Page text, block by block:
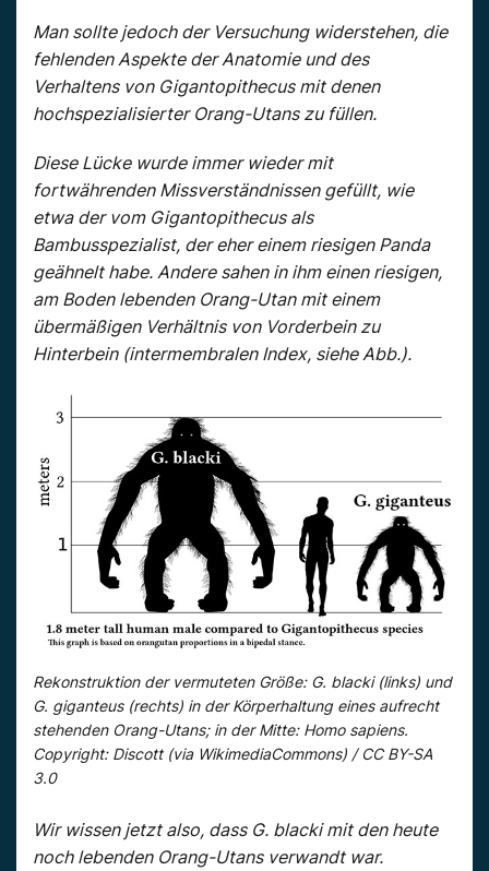
Man sollte jedoch der Versuchung widerstehen, die
fehlenden Aspekte der Anatomie und des
Verhaltens von Gigantopithecus mit denen
hochspezialisierter Orang-Utans zu füllen.
Diese Lücke wurde immer wieder mit
fortwährenden Missverständnissen gefüllt, wie
etwa der vom Gigantopithecus als
Bambusspezialist, der eher einem riesigen Panda
geähnelt habe. Andere sahen in ihm einen riesigen,
am Boden lebenden Orang-Utan mit einem
übermäßigen Verhältnis von Vorderbein zu
Hinterbein (intermembralen Index, siehe Abb.).
Rekonstruktion der vermuteten Größe: G. blacki (links) und
G. giganteus (rechts) in der Körperhaltung eines aufrecht
stehenden Orang-Utans; in der Mitte: Homo sapiens.
Copyright: Discott (via WikimediaCommons) / CC BY-SA
3.0
Wir wissen jetzt also, dass G. blacki mit den heute
noch lebenden Orang-Utans verwandt war.